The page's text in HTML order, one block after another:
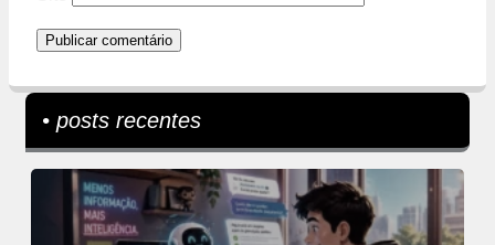
• posts recentes